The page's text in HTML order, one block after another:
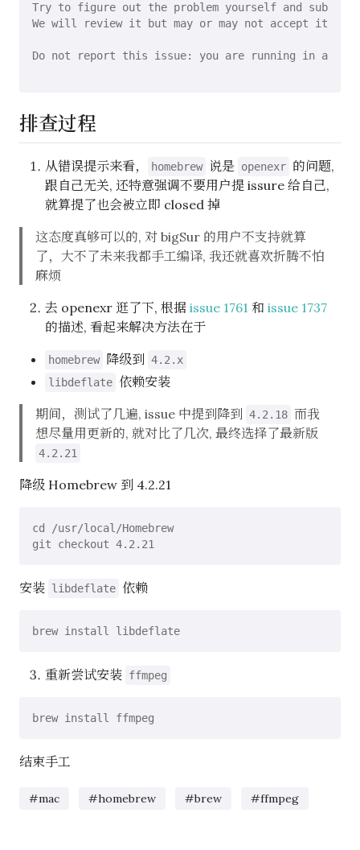
Try to figure out the problem yourself and
We will review it but may or may not accept it.
Do not report this issue: you are running in an
排查过程
从错误提示来看， homebrew 说是 openexr 的问题,
跟自己无关, 还特意强调不要用户提 issure 给自己,
就算提了也会被立即 closed 掉
这态度真够可以的, 对 bigSur 的用户不支持就算
了，大不了未来我都手工编译, 我还就喜欢折腾不怕
麻烦
去 openexr 逛了下, 根据 issue 1761 和 issue 1737
的描述, 看起来解决方法在于
homebrew 降级到 4.2.x
libdeflate 依赖安装
期间，测试了几遍, issue 中提到降到 4.2.18 而我
想尽量用更新的, 就对比了几次, 最终选择了最新版
4.2.21
降级 Homebrew 到 4.2.21
cd /usr/local/Homebrew
安装 libdeflate 依赖
重新尝试安装 ffmpeg
结束手工
#mac #homebrew #brew #ffmpeg